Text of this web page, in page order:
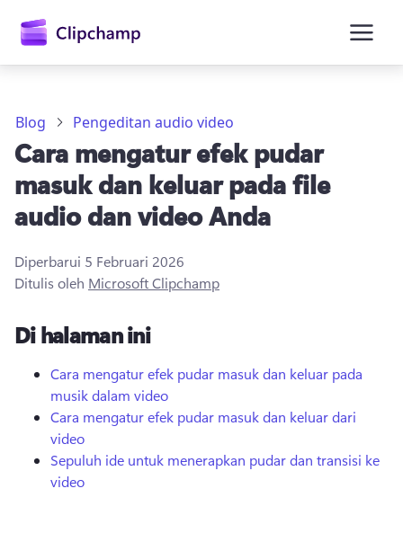
utama
Masuk
Blog Pengeditan audio video
Cara mengatur efek pudar
masuk dan keluar pada file
audio dan video Anda
Diperbarui 5 Februari 2026
Ditulis oleh Microsoft Clipchamp
Di halaman ini
Cara mengatur efek pudar masuk dan keluar pada
musik dalam video
Cara mengatur efek pudar masuk dan keluar dari
video
Sepuluh ide untuk menerapkan pudar dan transisi ke
video